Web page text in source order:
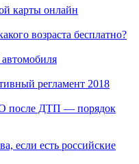
карты онлайн
возраста бесплатно?
регламент 2018
после ДТП — порядок
если есть российские